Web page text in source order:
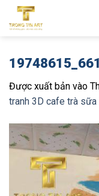
qua
Được xuất bản vào
tranh 3D cafe trà sữa